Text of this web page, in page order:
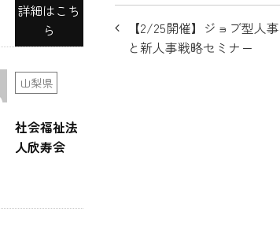
投
稿
【2/25開催】ジョブ型人
と新人事戦略セミナー
詳細はこち
ら
山梨県
社会福祉法
人欣寿会